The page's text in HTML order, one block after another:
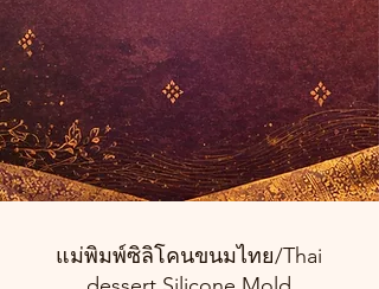
แม่พิมพ์ซิลิโคนขนมไทย/Thai